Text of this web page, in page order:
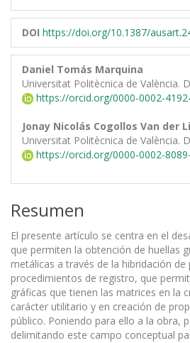
DOI https://doi.org/10.1387/
Daniel Tomás Marquina
Universitat Politècnica de València.
https://orcid.org/0000-0002-
Jonay Nicolás Cogollos Van der
Universitat Politècnica de València.
https://orcid.org/0000-0002-
Resumen
El presente artículo se centra en el
que permiten la obtención de huellas
metálicas a través de la hibridación
procedimientos de registro, que
gráficas que tienen las matrices en la
carácter utilitario y en creación de
público. Poniendo para ello a la obra,
delimitando este campo conceptual